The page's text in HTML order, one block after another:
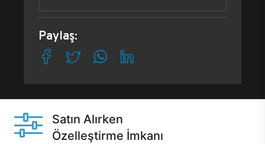
Paylaş:
Satın Alırken
Özelleştirme İmkanı